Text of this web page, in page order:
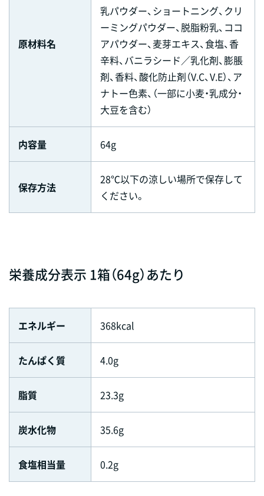
原材料名
乳パウダー、ショートニング、クリ
ーミングパウダー、脱脂粉乳、ココ
アパウダー、麦芽エキス、食塩、香
辛料、バニラシード／乳化剤、膨脹
剤、香料、酸化防止剤（V.C、V.E）、ア
ナトー色素、（一部に小麦・乳成分・
大豆を含む）
内容量 64g
保存方法
28℃以下の涼しい場所で保存して
ください。
栄養成分表示 1箱（64g）あたり
エネルギー 368kcal
たんぱく質 4.0g
脂質 23.3g
炭水化物 35.6g
食塩相当量 0.2g